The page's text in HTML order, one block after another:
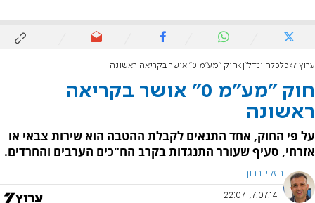
ערוץ 7 כלכלה ונדל"ן חוק "מע"מ 0" אושר בקריאה ראשונה
חוק "מע"מ 0" אושר בקריאה
ראשונה
על פי החוק, אחד התנאים לקבלת ההטבה הוא שירות צבאי או
אזרחי, סעיף שעורר התנגדות בקרב הח"כים הערבים והחרדים.
חזקי ברוך
7.07.14, 22:07